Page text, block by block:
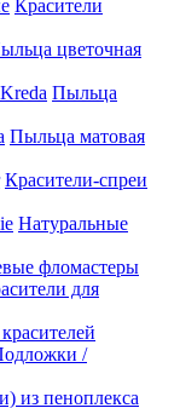
Красители
цветочная
Пыльца
Пыльца матовая
Красители-спреи
Натуральные
фломастеры
для
/